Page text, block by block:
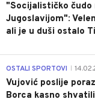
"Socijalističko čudo
Jugoslavijom":
ali je u duši ostalo
OSTALI SPORTOVI
Vujović poslije
Borca kasno